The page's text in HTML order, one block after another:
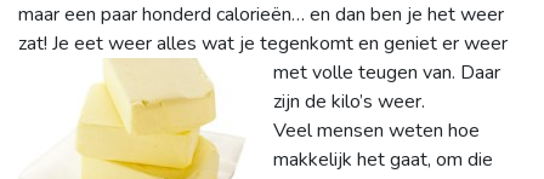
maar een paar honderd calorieën… en dan ben je het weer
zat! Je eet weer alles wat je tegenkomt en geniet er weer
met volle teugen van. Daar
zijn de kilo’s weer.
Veel mensen weten hoe
makkelijk het gaat, om die